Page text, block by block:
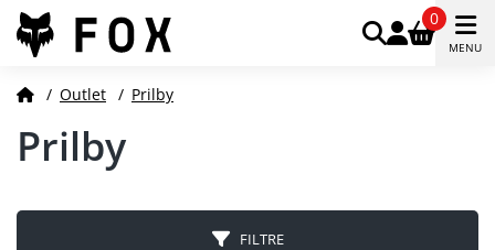
0
MENU
/ Outlet / Prilby
Prilby
FILTRE